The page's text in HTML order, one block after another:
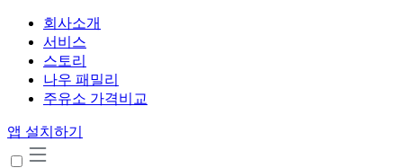
회사소개
서비스
스토리
나우 패밀리
주유소 가격비교
앱 설치하기